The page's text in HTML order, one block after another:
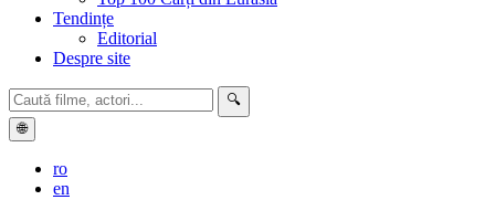
Tendințe
Editorial
Despre site
🔍
🌐
ro
en